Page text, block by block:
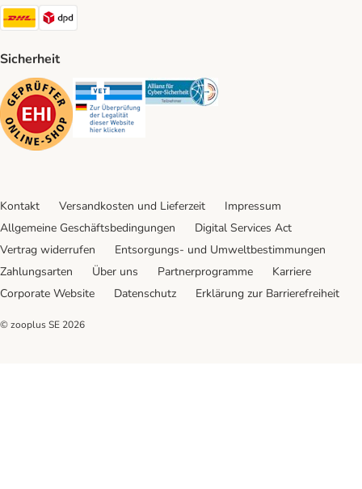
DHL Shipping Method
Sicherheit
Security Security Security
Kontakt Versandkosten und Lieferzeit
Impressum
Allgemeine Geschäftsbedingungen
Digital Services Act
Vertrag widerrufen
Entsorgungs- und Umweltbestimmungen
Zahlungsarten
Über uns Partnerprogramme
Karriere
Corporate Website
Datenschutz Erklärung zur Barrierefreiheit
© zooplus SE 2026